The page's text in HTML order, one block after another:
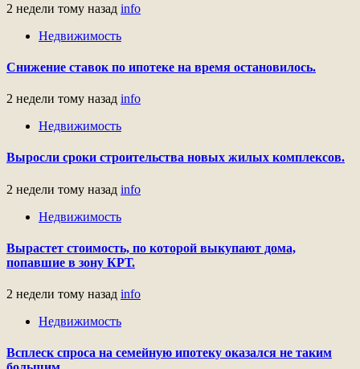
2 недели тому назад info
Недвижимость
Снижение ставок по ипотеке на время остановилось.
2 недели тому назад info
Недвижимость
Выросли сроки строительства новых жилых комплексов.
2 недели тому назад info
Недвижимость
Вырастет стоимость, по которой выкупают дома,
попавшие в зону КРТ.
2 недели тому назад info
Недвижимость
Всплеск спроса на семейную ипотеку оказался не таким